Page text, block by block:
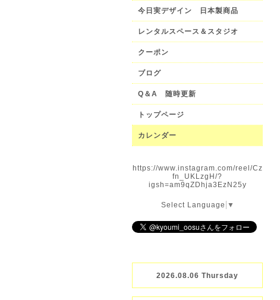
今日実デザイン 日本製商品
レンタルスペース＆スタジオ
クーポン
ブログ
Q＆A 随時更新
トップページ
カレンダー
https://www.instagram.com/reel/Cz
fn_UKLzgH/?
igsh=am9qZDhja3EzN25y
Select Language ▼
2026.08.06 Thursday